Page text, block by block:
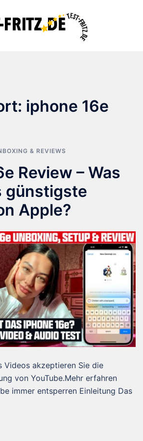
iphone 16e
& REVIEWS
Review – Was
günstigste
Apple?
Videos akzeptieren Sie die
von YouTube.Mehr erfahren
immer entsperren Einleitung Das